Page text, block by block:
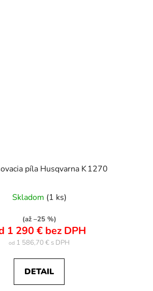
píla Husqvarna K 1270
Skladom (1 ks)
1 290 € bez DPH
od 1 586,70 €
(až –25 %)
DETAIL